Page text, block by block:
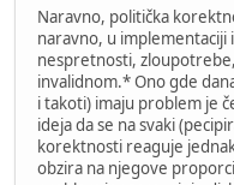
Naravno, politička
naravno, u implementaciji
nespretnosti,
invalidnom.* Ono gde
i takoti) imaju problem je
ideja da se na svaki
korektnosti reaguje
obzira na njegove